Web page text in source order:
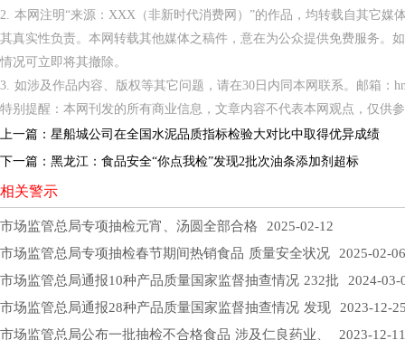
2. 本网注明“来源：XXX（非新时代消费网）”的作品，均转载自其它
其真实性负责。本网转载其他媒体之稿件，意在为公众提供免费服务。
情况可立即将其撤除。
3. 如涉及作品内容、版权等其它问题，请在30日内同本网联系。邮箱：
特别提醒：本网刊发的所有商业信息，文章内容不代表本网观点，仅供
上一篇： 星船城公司在全国水泥品质指标检验大对比中取得优异成绩
下一篇： 黑龙江：食品安全“你点我检”发现2批次油条添加剂超标
相关警示
市场监管总局专项抽检元宵、汤圆全部合格 2025-02-12
市场监管总局专项抽检春节期间热销食品 质量安全状况 2025-02-06
市场监管总局通报10种产品质量国家监督抽查情况 232批 2024-03-
市场监管总局通报28种产品质量国家监督抽查情况 发现 2023-12-
市场监管总局公布一批抽检不合格食品 涉及仁良药业、
2023-12-11